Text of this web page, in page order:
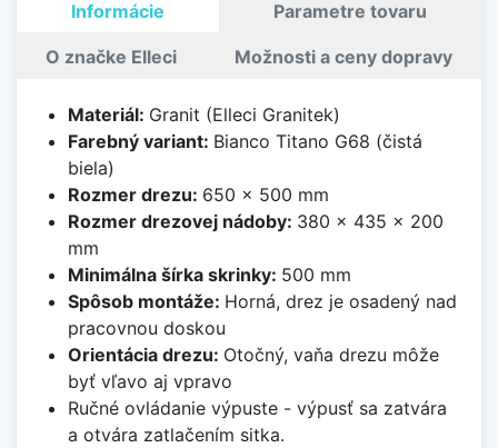
Informácie Parametre tovaru
O značke Elleci Možnosti a ceny dopravy
Materiál: Granit (Elleci Granitek)
Farebný variant: Bianco Titano G68 (čistá
biela)
Rozmer drezu: 650 x 500 mm
Rozmer drezovej nádoby: 380 x 435 x 200
mm
Minimálna šírka skrinky: 500 mm
Spôsob montáže: Horná, drez je osadený nad
pracovnou doskou
Orientácia drezu: Otočný, vaňa drezu môže
byť vľavo aj vpravo
Ručné ovládanie výpuste - výpusť sa zatvára
a otvára zatlačením sitka.